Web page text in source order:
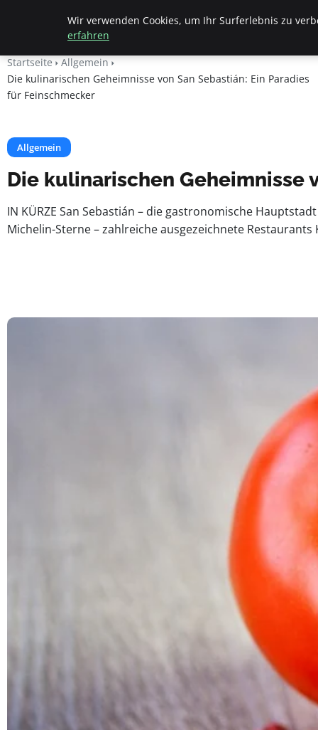
Beyond Surface
Startseite
Allgemein
Die kulinarischen Geheimnisse von San Sebastián: Ein Paradies
für Feinschmecker
Allgemein
Die kulinarischen Geheimnisse
IN KÜRZE San Sebastián – die gastronomische
Michelin-Sterne – zahlreiche ausgezeichnete
Wir verwenden Cookies, um Ihr Surferlebnis zu
erfahren